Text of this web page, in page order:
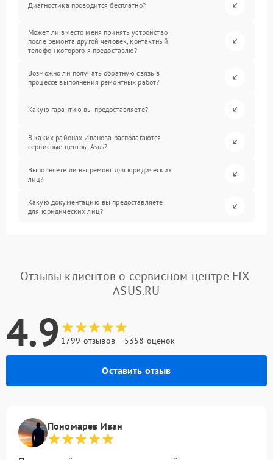
Диагностика проводится бесплатно?
Может ли вместо меня принять устройство
после ремонта другой человек, контактный
телефон которого я предоставлю?
Возможно ли получать обратную связь в
процессе выполнения ремонтных работ?
Какую гарантию вы предоставляете?
В каких районах Иванова располагаются
сервисные центры Asus?
Выполняете ли вы ремонт для юридических
лиц?
Какую документацию вы предоставляете
для юридических лиц?
Отзывы клиентов о сервисном центре FIX-
ASUS.RU
4.9 1799 отзывов 5358 оценок
Оставить отзыв
Пономарев Иван